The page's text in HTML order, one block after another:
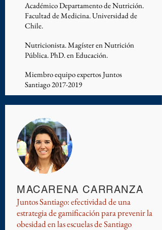
Académico Departamento de Nutrición.
Facultad de Medicina. Universidad de
Chile.
Nutricionista. Magíster en Nutrición
Pública. PhD. en Educación.
Miembro equipo expertos Juntos
Santiago2017-2019
MACARENA CARRANZA
Juntos Santiago: efectividad de una
estrategia de gamificación para prevenir la
obesidad en las escuelas de Santiago